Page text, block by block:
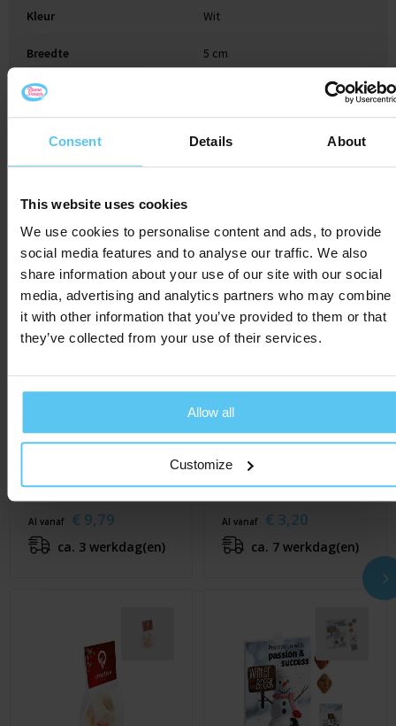
Consent Details About
This website uses cookies
We use cookies to personalise content and ads, to provide
social media features and to analyse our traffic. We also
share information about your use of our site with our social
media, advertising and analytics partners who may combine
it with other information that you’ve provided to them or that
they’ve collected from your use of their services.
Allow all
Customize
Kleur Wit
Breedte 5 cm
Lengte
Kerstboom
Al vanaf € 9,79
ca. 3 werkdag(en)
4-vaks
verrassingsdoosje
Al vanaf € 3,20
ca. 7 werkdag(en)